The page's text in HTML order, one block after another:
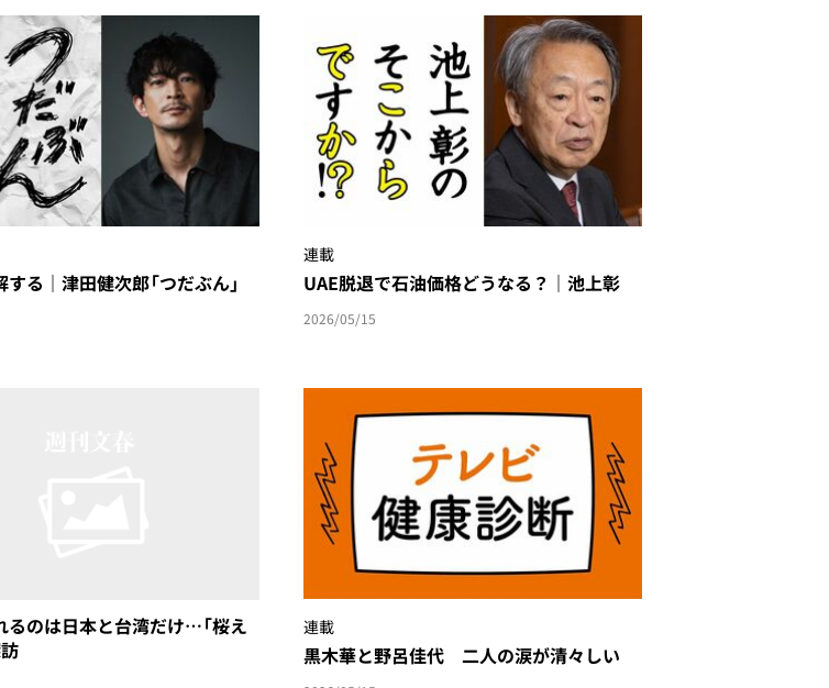
る｜津田健次郎「つだぶん」
連載
UAE脱退で石油価格どうなる？｜池上彰
2026/05/15
るのは日本と台湾だけ…「桜え
連載
黒木華と野呂佳代 二人の涙が清々しい